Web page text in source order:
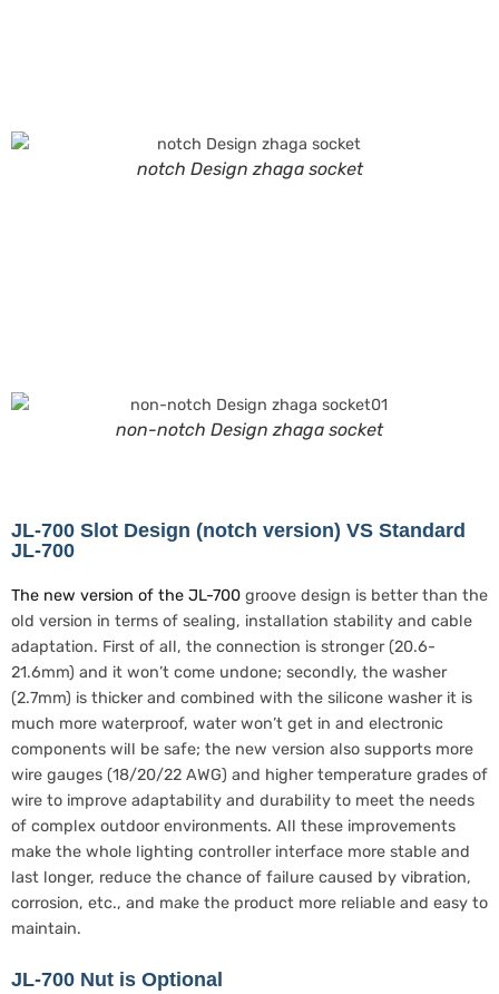
notch Design zhaga socket
non-notch Design zhaga socket
JL-700 Slot Design (notch version) VS Standard
JL-700
The new version of the JL-700 groove design is better than the
old version in terms of sealing, installation stability and cable
adaptation. First of all, the connection is stronger (20.6-
21.6mm) and it won’t come undone; secondly, the washer
(2.7mm) is thicker and combined with the silicone washer it is
much more waterproof, water won’t get in and electronic
components will be safe; the new version also supports more
wire gauges (18/20/22 AWG) and higher temperature grades of
wire to improve adaptability and durability to meet the needs
of complex outdoor environments. All these improvements
make the whole lighting controller interface more stable and
last longer, reduce the chance of failure caused by vibration,
corrosion, etc., and make the product more reliable and easy to
maintain.
JL-700 Nut is Optional